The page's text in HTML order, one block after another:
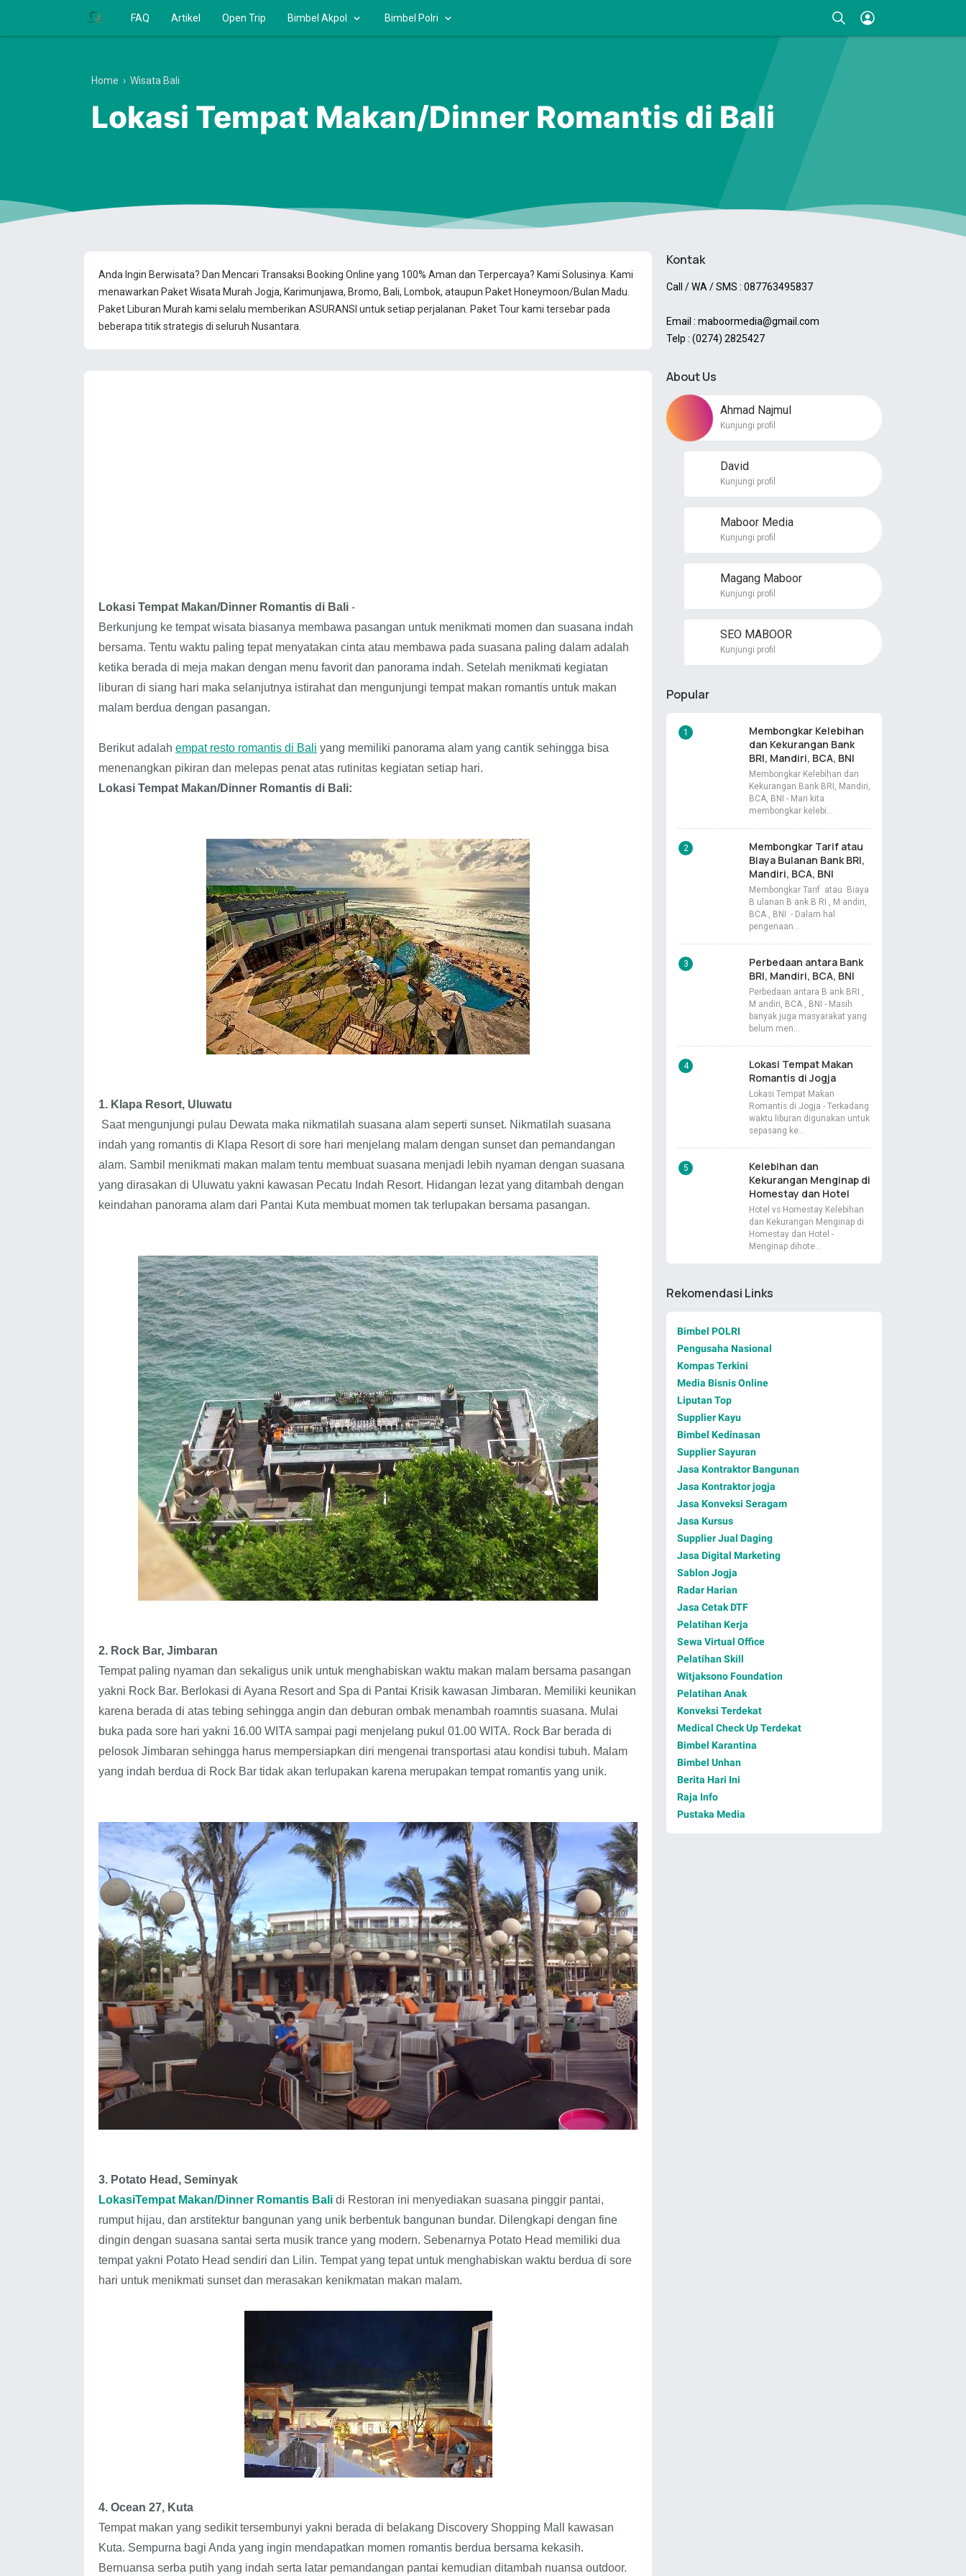
FAQ Artikel Open Trip Bimbel Akpol Bimbel Polri
Anda Ingin Berwisata? Dan Mencari Transaksi Booking Online yang 100% Aman dan Terpercaya? Kami Solusinya. Kami
menawarkan Paket Wisata Murah Jogja, Karimunjawa, Bromo, Bali, Lombok, ataupun Paket Honeymoon/Bulan Madu.
Paket Liburan Murah kami selalu memberikan ASURANSI untuk setiap perjalanan. Paket Tour kami tersebar pada
beberapa titik strategis di seluruh Nusantara.
Home › Wisata Bali
Lokasi Tempat Makan/Dinner Romantis di Bali
Lokasi Tempat Makan/Dinner Romantis di Bali -
Berkunjung ke tempat wisata biasanya membawa pasangan untuk menikmati momen dan suasana indah
bersama. Tentu waktu paling tepat menyatakan cinta atau membawa pada suasana paling dalam adalah
ketika berada di meja makan dengan menu favorit dan panorama indah. Setelah menikmati kegiatan
liburan di siang hari maka selanjutnya istirahat dan mengunjungi tempat makan romantis untuk makan
malam berdua dengan pasangan.
Berikut adalah empat resto romantis di Bali yang memiliki panorama alam yang cantik sehingga bisa
menenangkan pikiran dan melepas penat atas rutinitas kegiatan setiap hari.
Lokasi Tempat Makan/Dinner Romantis di Bali:
1. Klapa Resort, Uluwatu
Saat mengunjungi pulau Dewata maka nikmatilah suasana alam seperti sunset. Nikmatilah suasana
indah yang romantis di Klapa Resort di sore hari menjelang malam dengan sunset dan pemandangan
alam. Sambil menikmati makan malam tentu membuat suasana menjadi lebih nyaman dengan suasana
yang dirasakan di Uluwatu yakni kawasan Pecatu Indah Resort. Hidangan lezat yang ditambah dengan
keindahan panorama alam dari Pantai Kuta membuat momen tak terlupakan bersama pasangan.
2. Rock Bar, Jimbaran
Tempat paling nyaman dan sekaligus unik untuk menghabiskan waktu makan malam bersama pasangan
yakni Rock Bar. Berlokasi di Ayana Resort and Spa di Pantai Krisik kawasan Jimbaran. Memiliki keunikan
karena berada di atas tebing sehingga angin dan deburan ombak menambah roamntis suasana. Mulai
buka pada sore hari yakni 16.00 WITA sampai pagi menjelang pukul 01.00 WITA. Rock Bar berada di
pelosok Jimbaran sehingga harus mempersiapkan diri mengenai transportasi atau kondisi tubuh. Malam
yang indah berdua di Rock Bar tidak akan terlupakan karena merupakan tempat romantis yang unik.
3. Potato Head, Seminyak
LokasiTempat Makan/Dinner Romantis Bali di Restoran ini menyediakan suasana pinggir pantai,
rumput hijau, dan arstitektur bangunan yang unik berbentuk bangunan bundar. Dilengkapi dengan fine
dingin dengan suasana santai serta musik trance yang modern. Sebenarnya Potato Head memiliki dua
tempat yakni Potato Head sendiri dan Lilin. Tempat yang tepat untuk menghabiskan waktu berdua di sore
hari untuk menikmati sunset dan merasakan kenikmatan makan malam.
4. Ocean 27, Kuta
Tempat makan yang sedikit tersembunyi yakni berada di belakang Discovery Shopping Mall kawasan
Kuta. Sempurna bagi Anda yang ingin mendapatkan momen romantis berdua bersama kekasih.
Bernuansa serba putih yang indah serta latar pemandangan pantai kemudian ditambah nuansa outdoor.
Kontak
Call / WA / SMS : 087763495837
Email : maboormedia@gmail.com
Telp : (0274) 2825427
About Us
Ahmad Najmul
Kunjungi profil
David
Kunjungi profil
Maboor Media
Kunjungi profil
Magang Maboor
Kunjungi profil
SEO MABOOR
Kunjungi profil
Popular
Membongkar Kelebihan
dan Kekurangan Bank
BRI, Mandiri, BCA, BNI
Membongkar Kelebihan dan
Kekurangan Bank BRI, Mandiri,
BCA, BNI - Mari kita
membongkar kelebi…
Membongkar Tarif atau
Biaya Bulanan Bank BRI,
Mandiri, BCA, BNI
Membongkar Tarif atau Biaya
B ulanan B ank B RI , M andiri,
BCA , BNI - Dalam hal
pengenaan…
Perbedaan antara Bank
BRI, Mandiri, BCA, BNI
Perbedaan antara B ank BRI ,
M andiri, BCA , BNI - Masih
banyak juga masyarakat yang
belum men…
Lokasi Tempat Makan
Romantis di Jogja
Lokasi Tempat Makan
Romantis di Jogja - Terkadang
waktu liburan digunakan untuk
sepasang ke…
Kelebihan dan
Kekurangan Menginap di
Homestay dan Hotel
Hotel vs Homestay Kelebihan
dan Kekurangan Menginap di
Homestay dan Hotel -
Menginap dihote…
Rekomendasi Links
Bimbel POLRI
Pengusaha Nasional
Kompas Terkini
Media Bisnis Online
Liputan Top
Supplier Kayu
Bimbel Kedinasan
Supplier Sayuran
Jasa Kontraktor Bangunan
Jasa Kontraktor jogja
Jasa Konveksi Seragam
Jasa Kursus
Supplier Jual Daging
Jasa Digital Marketing
Sablon Jogja
Radar Harian
Jasa Cetak DTF
Pelatihan Kerja
Sewa Virtual Office
Pelatihan Skill
Witjaksono Foundation
Pelatihan Anak
Konveksi Terdekat
Medical Check Up Terdekat
Bimbel Karantina
Bimbel Unhan
Berita Hari Ini
Raja Info
Pustaka Media